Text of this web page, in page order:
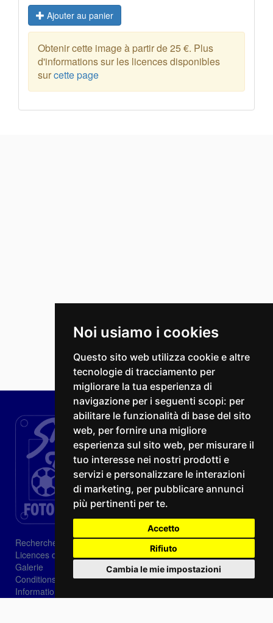
Noi usiamo i cookies
Questo sito web utilizza cookie e altre
tecnologie di tracciamento per
migliorare la tua esperienza di
navigazione per i seguenti scopi: per
abilitare le funzionalità di base del sito
web, per fornire una migliore
esperienza sul sito web, per misurare il
tuo interesse nei nostri prodotti e
servizi e personalizzare le interazioni
di marketing, per pubblicare annunci
più pertinenti per te.
Accetto
Rifiuto
Cambia le mie impostazioni
Ajouter au panier
Obtenir cette image à partir de 25 €. Plus
d'informations sur les licences disponibles
surcette page
Recherche
Licences d'image
Galerie
Conditions de vente
Informations sur les cookies